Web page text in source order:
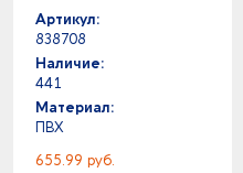
серебристый - серый
серебристый -
серый -
синий классический - черный
синий классический -
синий - 4
Артикул:
838708
Наличие:
441
Материал:
ПВХ
655.99 руб.